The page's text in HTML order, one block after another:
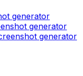
generator
generator
generator